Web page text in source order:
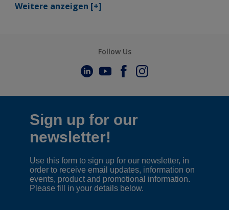
Weitere anzeigen [+]
Follow Us